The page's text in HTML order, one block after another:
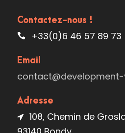
Contactez-nous !
+33(0)6 46 57 89 73
Email
Adresse
108, Chemin de